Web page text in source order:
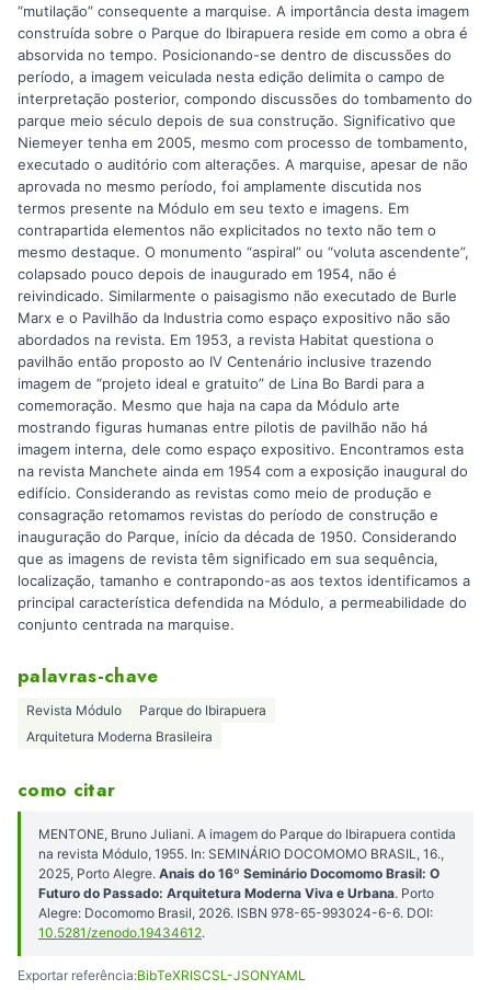
“mutilação” consequente a marquise. A importância desta imagem
construída sobre o Parque do Ibirapuera reside em como a obra é
absorvida no tempo. Posicionando-se dentro de discussões do
período, a imagem veiculada nesta edição delimita o campo de
interpretação posterior, compondo discussões do tombamento do
parque meio século depois de sua construção. Significativo que
Niemeyer tenha em 2005, mesmo com processo de tombamento,
executado o auditório com alterações. A marquise, apesar de não
aprovada no mesmo período, foi amplamente discutida nos
termos presente na Módulo em seu texto e imagens. Em
contrapartida elementos não explicitados no texto não tem o
mesmo destaque. O monumento “aspiral” ou “voluta ascendente”,
colapsado pouco depois de inaugurado em 1954, não é
reivindicado. Similarmente o paisagismo não executado de Burle
Marx e o Pavilhão da Industria como espaço expositivo não são
abordados na revista. Em 1953, a revista Habitat questiona o
pavilhão então proposto ao IV Centenário inclusive trazendo
imagem de “projeto ideal e gratuito” de Lina Bo Bardi para a
comemoração. Mesmo que haja na capa da Módulo arte
mostrando figuras humanas entre pilotis de pavilhão não há
imagem interna, dele como espaço expositivo. Encontramos esta
na revista Manchete ainda em 1954 com a exposição inaugural do
edifício. Considerando as revistas como meio de produção e
consagração retomamos revistas do período de construção e
inauguração do Parque, início da década de 1950. Considerando
que as imagens de revista têm significado em sua sequência,
localização, tamanho e contrapondo-as aos textos identificamos a
principal característica defendida na Módulo, a permeabilidade do
conjunto centrada na marquise.
palavras-chave
Revista Módulo
Parque do Ibirapuera
Arquitetura Moderna Brasileira
como citar
MENTONE, Bruno Juliani. A imagem do Parque do Ibirapuera contida
na revista Módulo, 1955. In: SEMINÁRIO DOCOMOMO BRASIL, 16.,
2025, Porto Alegre. Anais do 16º Seminário Docomomo Brasil: O
Futuro do Passado: Arquitetura Moderna Viva e Urbana. Porto
Alegre: Docomomo Brasil, 2026. ISBN 978-65-993024-6-6. DOI:
10.5281/zenodo.19434612.
Exportar referência:BibTeXRISCSL-JSONYAML